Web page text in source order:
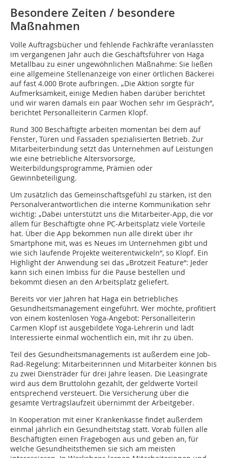
Besondere Zeiten / besondere
Maßnahmen
Volle Auftragsbücher und fehlende Fachkräfte veranlassten
im vergangenen Jahr auch die Geschäftsführer von Haga
Metallbau zu einer ungewöhnlichen Maßnahme: Sie ließen
eine allgemeine Stellenanzeige von einer örtlichen Bäckerei
auf fast 4.000 Brote aufbringen. „Die Aktion sorgte für
Aufmerksamkeit, einige Medien haben darüber berichtet
und wir waren damals ein paar Wochen sehr im Gespräch“,
berichtet Personalleiterin Carmen Klopf.
Rund 300 Beschäftigte arbeiten momentan bei dem auf
Fenster, Türen und Fassaden spezialisierten Betrieb. Zur
Mitarbeiterbindung setzt das Unternehmen auf Leistungen
wie eine betriebliche Altersvorsorge,
Weiterbildungsprogramme, Prämien oder
Gewinnbeteiligung.
Um zusätzlich das Gemeinschaftsgefühl zu stärken, ist den
Personalverantwortlichen die interne Kommunikation sehr
wichtig: „Dabei unterstützt uns die Mitarbeiter-App, die vor
allem für Beschäftigte ohne PC-Arbeitsplatz viele Vorteile
hat. Über die App bekommen nun alle direkt über ihr
Smartphone mit, was es Neues im Unternehmen gibt und
wie sich laufende Projekte weiterentwickeln“, so Klopf. Ein
Highlight der Anwendung sei das „Brotzeit Feature“: Jeder
kann sich einen Imbiss für die Pause bestellen und
bekommt diesen an den Arbeitsplatz geliefert.
Bereits vor vier Jahren hat Haga ein betriebliches
Gesundheitsmanagement eingeführt. Wer möchte, profitiert
von einem kostenlosen Yoga-Angebot: Personalleiterin
Carmen Klopf ist ausgebildete Yoga-Lehrerin und lädt
Interessierte einmal wöchentlich ein, mit ihr zu üben.
Teil des Gesundheitsmanagements ist außerdem eine Job-
Rad-Regelung: Mitarbeiterinnen und Mitarbeiter können bis
zu zwei Diensträder für drei Jahre leasen. Die Leasingrate
wird aus dem Bruttolohn gezahlt, der geldwerte Vorteil
entsprechend versteuert. Die Versicherung über die
gesamte Vertragslaufzeit übernimmt der Arbeitgeber.
In Kooperation mit einer Krankenkasse findet außerdem
einmal jährlich ein Gesundheitstag statt. Vorab füllen alle
Beschäftigten einen Fragebogen aus und geben an, für
welche Gesundheitsthemen sie sich am meisten